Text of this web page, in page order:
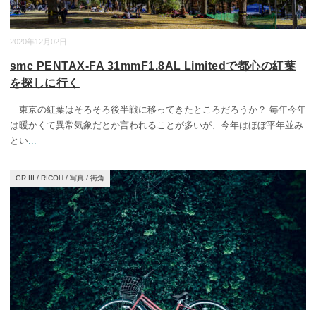
2020年12月02日
smc PENTAX-FA 31mmF1.8AL Limitedで都心の紅葉
を探しに行く
東京の紅葉はそろそろ後半戦に移ってきたところだろうか？ 毎年今年
は暖かくて異常気象だとか言われることが多いが、今年はほぼ平年並み
とい...
GR III / RICOH / 写真 / 街角